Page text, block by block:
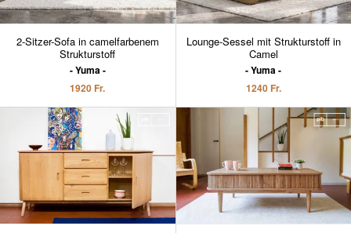
2-Sitzer-Sofa in camelfarbenem
Strukturstoff
Yuma
1920 Fr.
Lounge-Sessel mit Strukturstoff in
Camel
Yuma
1240 Fr.